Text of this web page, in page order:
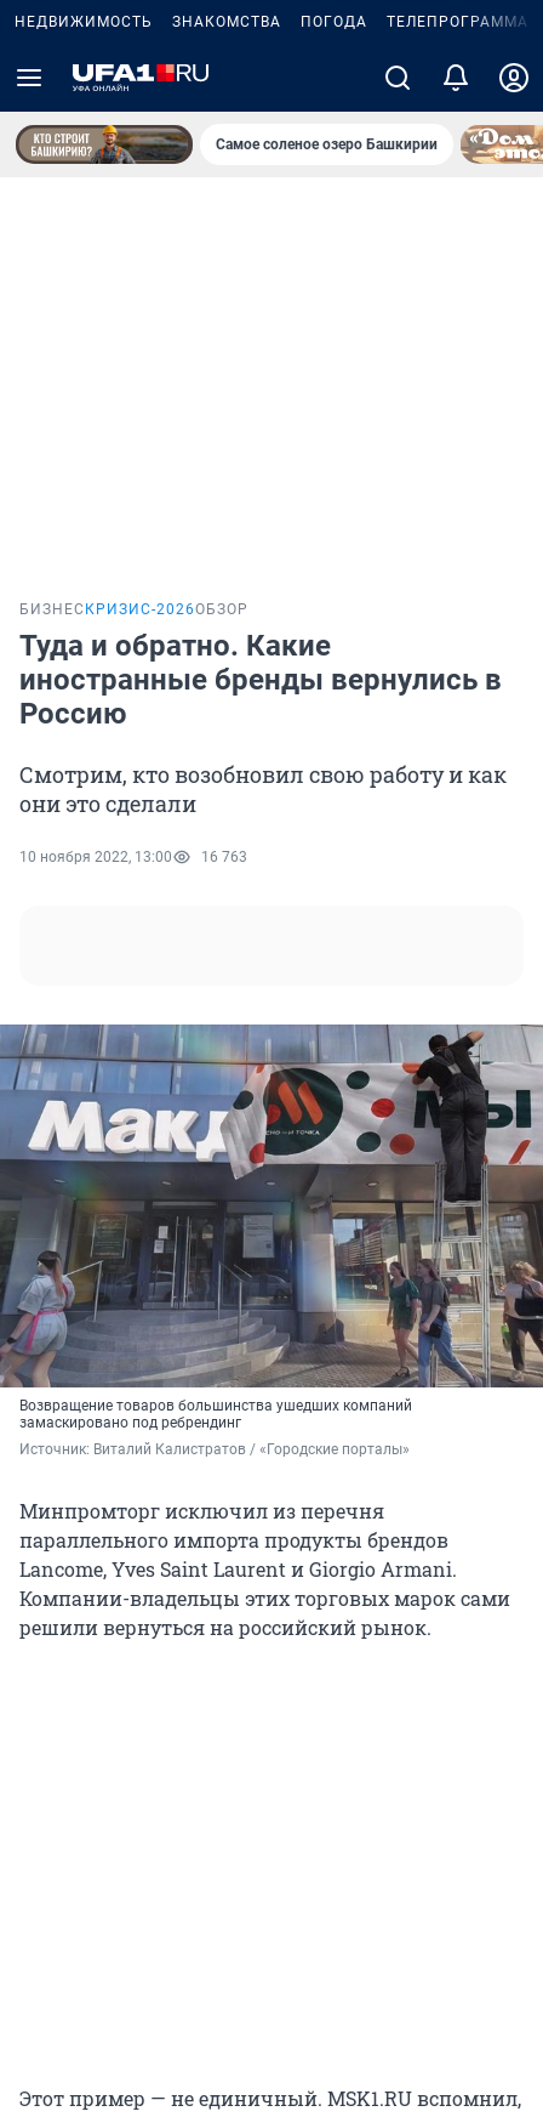
НЕДВИЖИМОСТЬ ЗНАКОМСТВА ПОГОДА ТЕЛЕПРОГРАММА
Самое соленое озеро Башкирии
БИЗНЕС КРИЗИС-2026ОБЗОР
Туда и обратно. Какие
иностранные бренды вернулись в
Россию
Смотрим, кто возобновил свою работу и как
они это сделали
10 ноября 2022, 13:00 16 763
Возвращение товаров большинства ушедших компаний
замаскировано под ребрендинг
Источник: Виталий Калистратов / «Городские порталы»
Минпромторг исключил из перечня
параллельного импорта продукты брендов
Lancome, Yves Saint Laurent и Giorgio Armani.
Компании-владельцы этих торговых марок сами
решили вернуться на российский рынок.
Этот пример — не единичный. MSK1.RU вспомнил,